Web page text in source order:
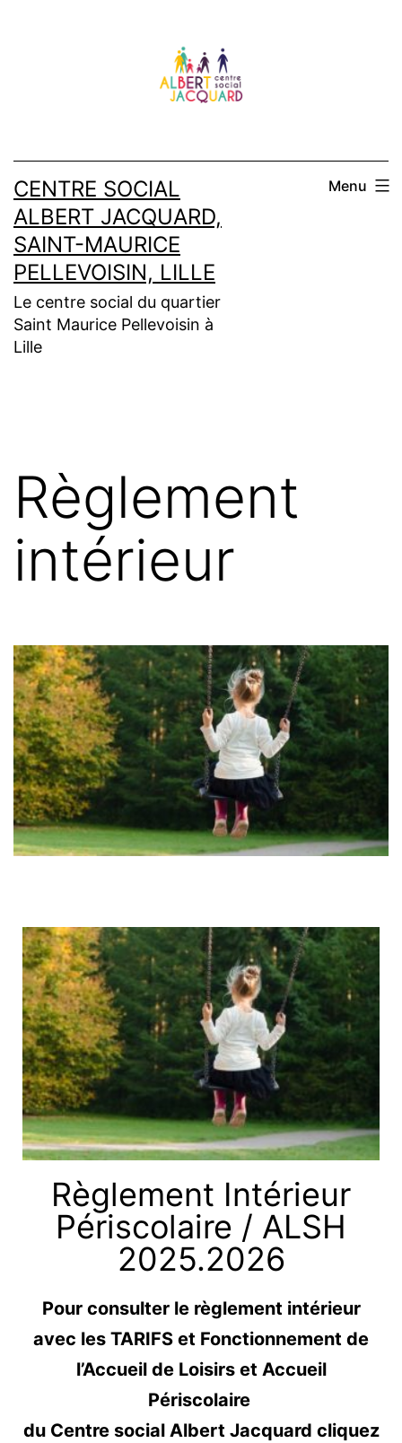
CENTRE SOCIAL
ALBERT JACQUARD,
SAINT-MAURICE
PELLEVOISIN, LILLE
Le centre social du quartier
Saint Maurice Pellevoisin à
Lille
Menu
Règlement
intérieur
Règlement Intérieur
Périscolaire / ALSH
2025.2026
Pour consulter le règlement intérieur
avec les TARIFS et Fonctionnement de
l’Accueil de Loisirs et Accueil
Périscolaire
du Centre social Albert Jacquard cliquez